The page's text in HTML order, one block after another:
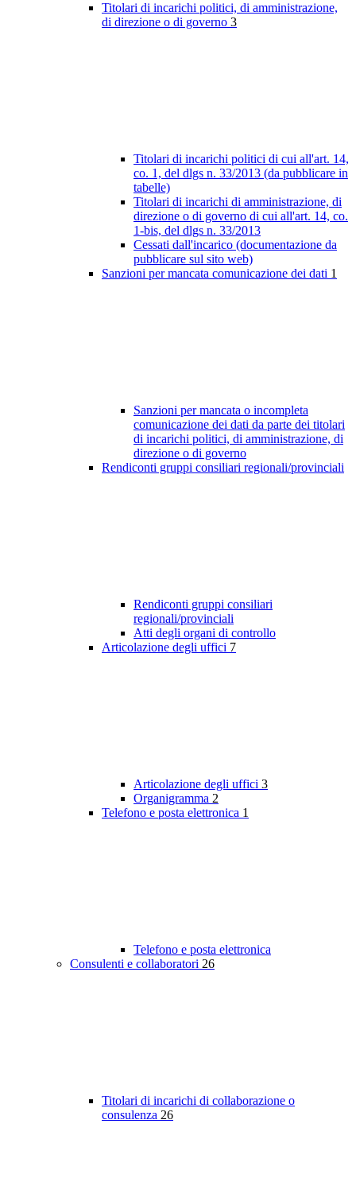
Titolari di incarichi politici, di amministrazione,
di direzione o di governo 3
Titolari di incarichi politici di cui all'art. 14,
co. 1, del dlgs n. 33/2013 (da pubblicare in
tabelle)
Titolari di incarichi di amministrazione, di
direzione o di governo di cui all'art. 14, co.
1-bis, del dlgs n. 33/2013
Cessati dall'incarico (documentazione da
pubblicare sul sito web)
Sanzioni per mancata comunicazione dei dati 1
Sanzioni per mancata o incompleta
comunicazione dei dati da parte dei titolari
di incarichi politici, di amministrazione, di
direzione o di governo
Rendiconti gruppi consiliari regionali/provinciali
Rendiconti gruppi consiliari
regionali/provinciali
Atti degli organi di controllo
Articolazione degli uffici 7
Articolazione degli uffici 3
Organigramma 2
Telefono e posta elettronica 1
Telefono e posta elettronica
Consulenti e collaboratori 26
Titolari di incarichi di collaborazione o
consulenza 26